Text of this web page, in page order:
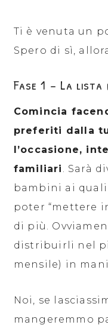
Ti è venuta un
Spero di sì,
Fase 1 – La lista
Comincia
preferiti dalla
l’occasione,
familiari . Sarà
bambini ai
poter “mettere
di più.
distribuirli nel
mensile) in
Noi, se
mangeremmo